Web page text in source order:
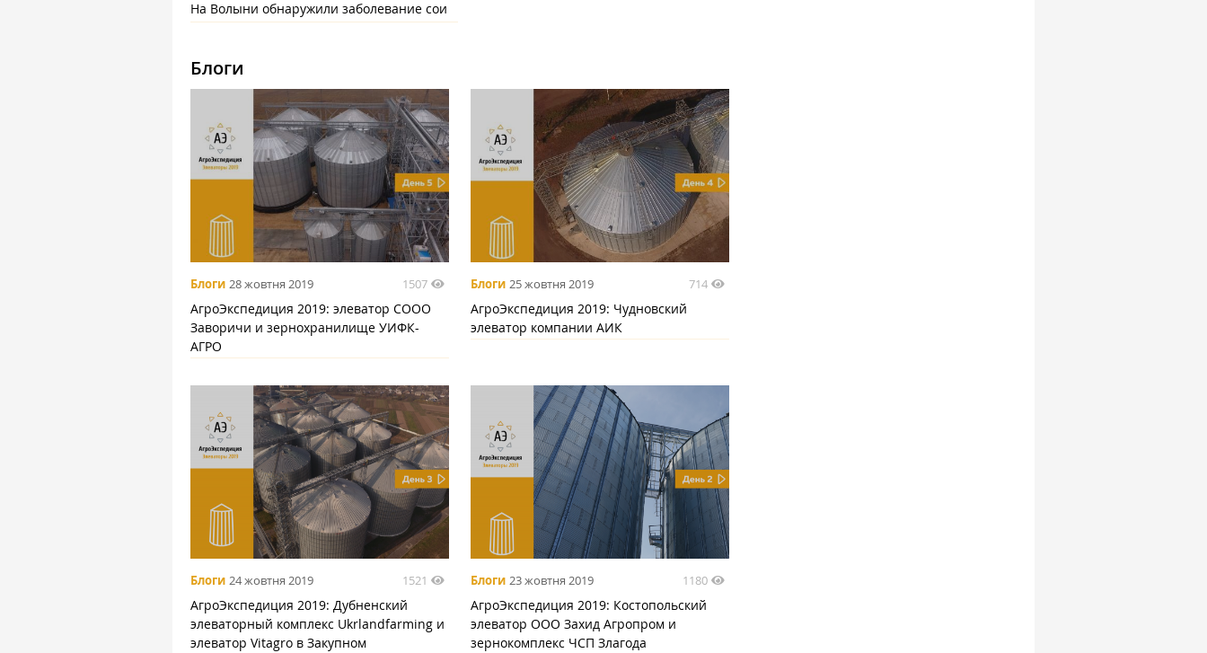
На Волыни обнаружили заболевание сои
Блоги
Блоги 28 жовтня 2019 1507
АгроЭкспедиция 2019: элеватор СООО
Заворичи и зернохранилище УИФК-
АГРО
Блоги 25 жовтня 2019 714
АгроЭкспедиция 2019: Чудновский
элеватор компании АИК
Блоги 24 жовтня 2019 1521
АгроЭкспедиция 2019: Дубненский
элеваторный комплекс Ukrlandfarming и
элеватор Vitagro в Закупном
Блоги 23 жовтня 2019 1180
АгроЭкспедиция 2019: Костопольский
элеватор ООО Захид Агропром и
зернокомплекс ЧСП Злагода